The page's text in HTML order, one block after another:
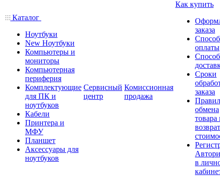
Каталог
Ноутбуки
New Ноутбуки
Компьютеры и
мониторы
Компьютерная
периферия
Комплектующие
для ПК и
ноутбуков
Кабели
Принтера и
МФУ
Планшет
Аксессуары для
ноутбуков
Сервисный
центр
Комиссионная
продажа
Как купить
заказа
оплаты
Сроки
заказа
обмена
товара
в